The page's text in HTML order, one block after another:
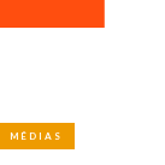
MÉDIAS